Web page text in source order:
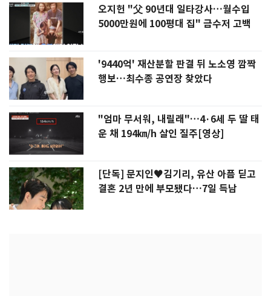
오지헌 "父 90년대 일타강사…월수입
5000만원에 100평대 집" 금수저 고백
'9440억' 재산분할 판결 뒤 노소영 깜짝
행보…최수종 공연장 찾았다
"엄마 무서워, 내릴래"…4·6세 두 딸 태
운 채 194㎞/h 살인 질주[영상]
[단독] 문지인♥김기리, 유산 아픔 딛고
결혼 2년 만에 부모됐다…7일 득남